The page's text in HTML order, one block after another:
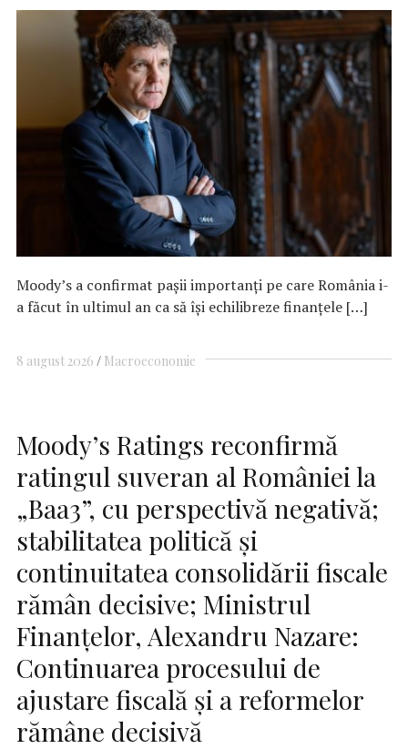
Moody’s a confirmat pașii importanți pe care România i-
a făcut în ultimul an ca să își echilibreze finanțele […]
8 august 2026 Macroeconomie
Moody’s Ratings reconfirmă
ratingul suveran al României la
„Baa3”, cu perspectivă negativă;
stabilitatea politică și
continuitatea consolidării fiscale
rămân decisive; Ministrul
Finanțelor, Alexandru Nazare:
Continuarea procesului de
ajustare fiscală și a reformelor
rămâne decisivă